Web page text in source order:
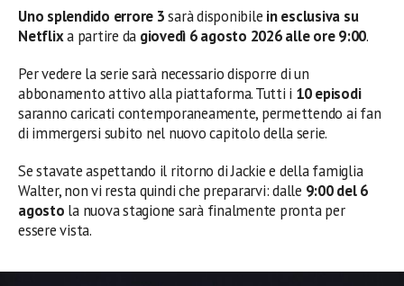
Uno splendido errore 3sarà disponibile in esclusiva su
Netflixa partire da giovedì 6 agosto 2026 alle ore 9:00.
Per vedere la serie sarà necessario disporre di un
abbonamento attivo alla piattaforma. Tutti i 10 episodi
saranno caricati contemporaneamente, permettendo ai fan
di immergersi subito nel nuovo capitolo della serie.
Se stavate aspettando il ritorno di Jackie e della famiglia
Walter, non vi resta quindi che prepararvi: dalle 9:00 del 6
agosto la nuova stagione sarà finalmente pronta per
essere vista.